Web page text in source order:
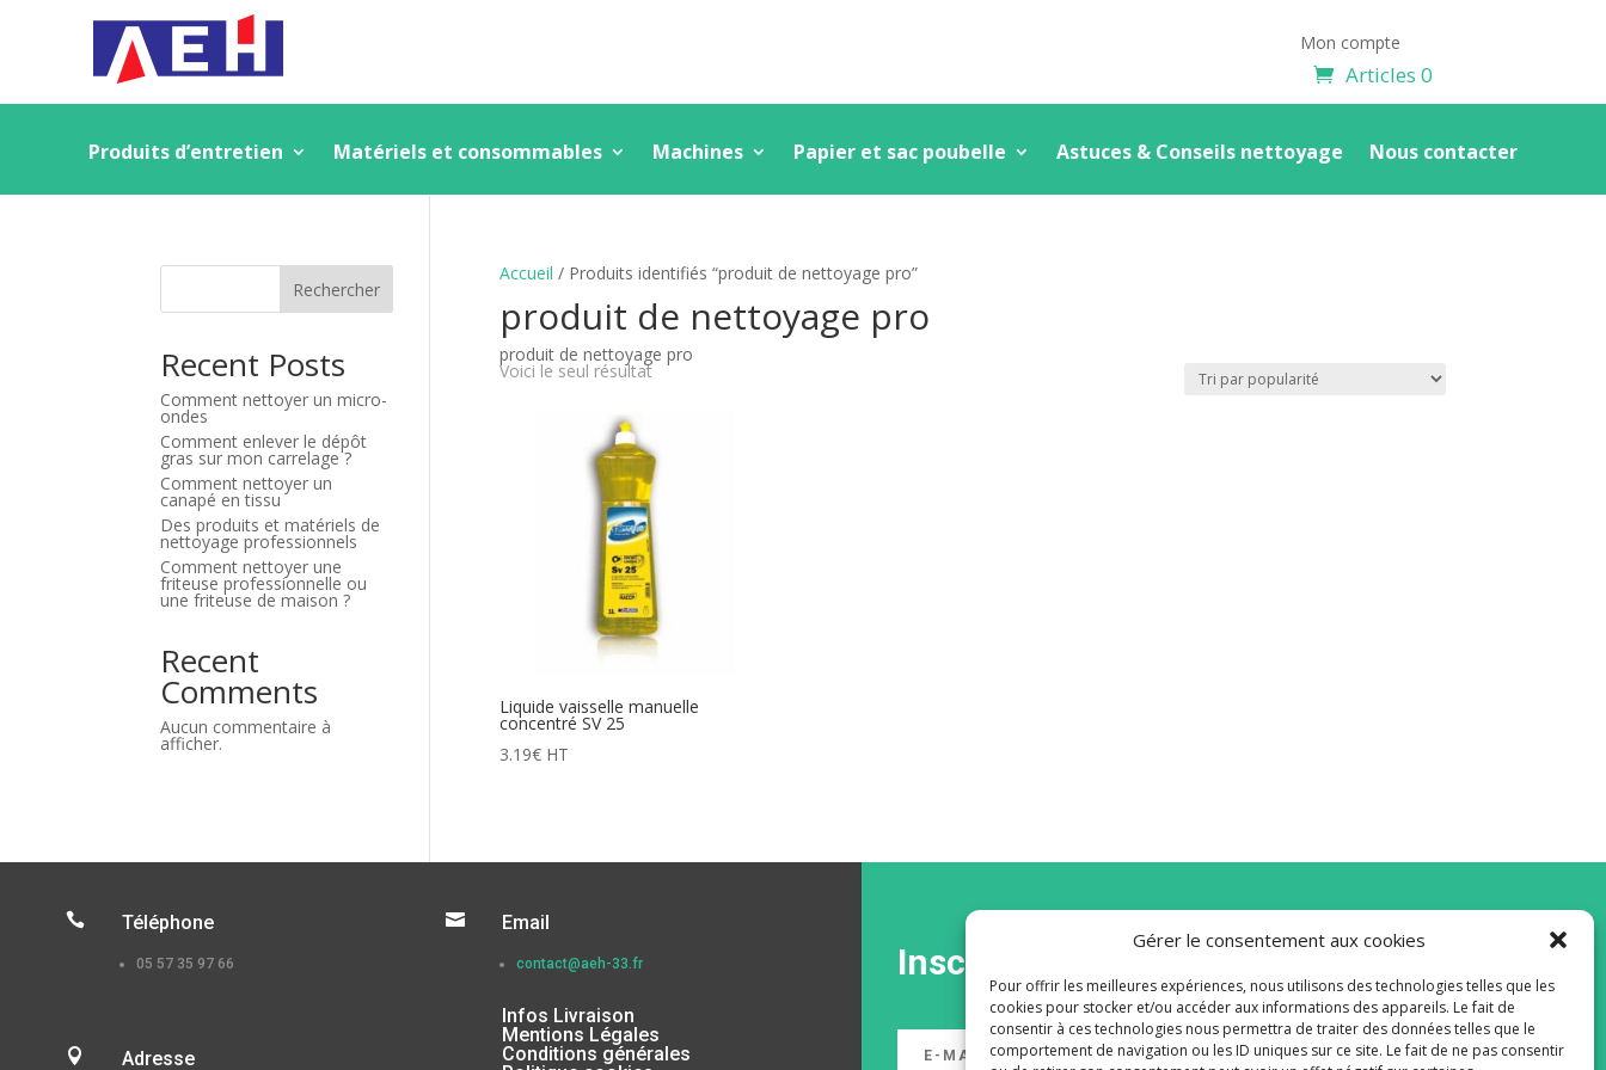
Gérer le consentement aux cookies
Pour offrir les meilleures expériences, nous utilisons des technologies telles que les
cookies pour stocker et/ou accéder aux informations des appareils. Le fait de
consentir à ces technologies nous permettra de traiter des données telles que le
comportement de navigation ou les ID uniques sur ce site. Le fait de ne pas consentir
Mon compte
Articles 0
Produits d’entretien Matériels et consommables Machines Papier et sac poubelle Astuces & Conseils nettoyage Nous contacter
Accueil / Produits identifiés “produit de nettoyage pro”
produit de nettoyage pro
produit de nettoyage pro
Voici le seul résultat
Liquide vaisselle manuelle
concentré SV 25
3.19€ HT
Rechercher
Recent Posts
Comment nettoyer un micro-
ondes
Comment enlever le dépôt
gras sur mon carrelage ?
Comment nettoyer un
canapé en tissu
Des produits et matériels de
nettoyage professionnels
Comment nettoyer une
friteuse professionnelle ou
une friteuse de maison ?
Recent
Comments
Aucun commentaire à
afficher.
 Téléphone
05 57 35 97 66
 Adresse
 Email
contact@aeh-33.fr
Infos Livraison
Mentions Légales
Conditions générales
Inscrivez-vous à la Newsletter